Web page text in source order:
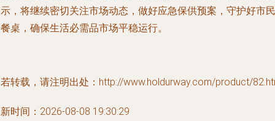
，将继续密切关注市场动态，做好应急保供预案，守护好市民
桌，确保生活必需品市场平稳运行。
转载，请注明出处：http://www.holdurway.com/product/
时间：2026-08-08 19:30:29